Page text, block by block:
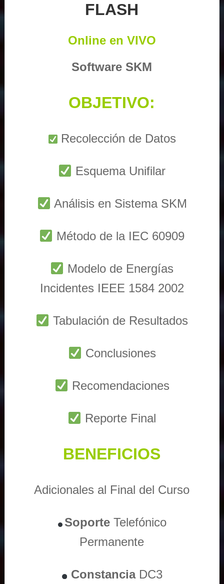
FLASH
Online en VIVO
Software SKM
OBJETIVO:
Recolección de Datos
Esquema Unifilar
Análisis en Sistema SKM
Método de la IEC 60909
Modelo de Energías
Incidentes IEEE 1584 2002
Tabulación de Resultados
Conclusiones
Recomendaciones
Reporte Final
BENEFICIOS
Adicionales al Final del Curso
Soporte Telefónico
Permanente
ConstanciaDC3